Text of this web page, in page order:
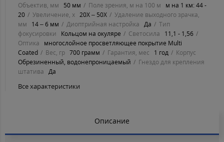
Объектив, мм
50 мм Поле зрения, м на 100 м
м на 1 км: 44 -
20
Увеличение, х 20Х – 50Х
Удаление выходного зрачка,
мм
14 – 6 мм Диоптрийная настройка Да
Тип
фокусировки
Кольцом на окуляре Светосила
11,1 - 1,56
Оптика
многослойное просветляющее покрытие Multi
Coated
Вес, гр 700 грамм Гарантия, мес 1 год
Корпус
Обрезиненный, водонепроницаемый
Гнездо для крепления
штатива Да
Все характеристики
Описание